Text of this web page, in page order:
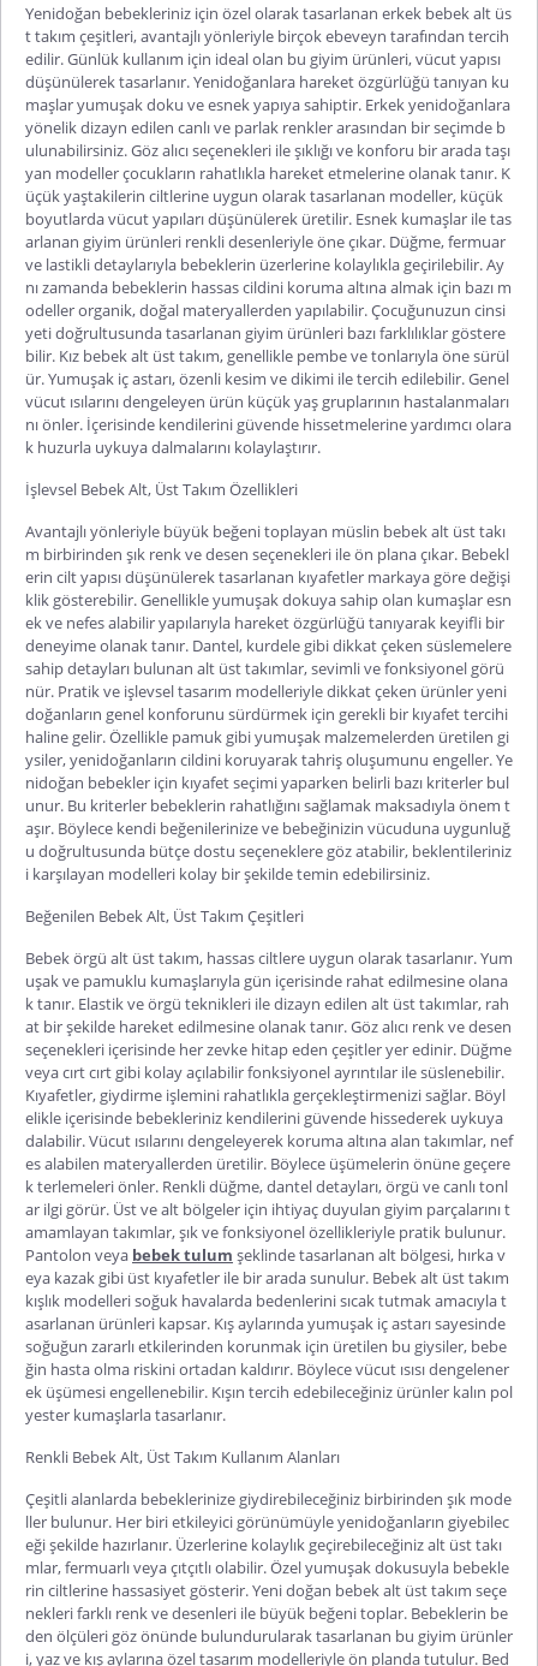
Yenidoğan bebekleriniz için özel olarak tasarlanan erkek bebek alt üs
t takım çeşitleri, avantajlı yönleriyle birçok ebeveyn tarafından tercih
edilir. Günlük kullanım için ideal olan bu giyim ürünleri, vücut yapısı
düşünülerek tasarlanır. Yenidoğanlara hareket özgürlüğü tanıyan ku
maşlar yumuşak doku ve esnek yapıya sahiptir. Erkek yenidoğanlara
yönelik dizayn edilen canlı ve parlak renkler arasından bir seçimde b
ulunabilirsiniz. Göz alıcı seçenekleri ile şıklığı ve konforu bir arada taşı
yan modeller çocukların rahatlıkla hareket etmelerine olanak tanır. K
üçük yaştakilerin ciltlerine uygun olarak tasarlanan modeller, küçük
boyutlarda vücut yapıları düşünülerek üretilir. Esnek kumaşlar ile tas
arlanan giyim ürünleri renkli desenleriyle öne çıkar. Düğme, fermuar
ve lastikli detaylarıyla bebeklerin üzerlerine kolaylıkla geçirilebilir. Ay
nı zamanda bebeklerin hassas cildini koruma altına almak için bazı m
odeller organik, doğal materyallerden yapılabilir. Çocuğunuzun cinsi
yeti doğrultusunda tasarlanan giyim ürünleri bazı farklılıklar göstere
bilir. Kız bebek alt üst takım, genellikle pembe ve tonlarıyla öne sürül
ür. Yumuşak iç astarı, özenli kesim ve dikimi ile tercih edilebilir. Genel
vücut ısılarını dengeleyen ürün küçük yaş gruplarının hastalanmaları
nı önler. İçerisinde kendilerini güvende hissetmelerine yardımcı olara
k huzurla uykuya dalmalarını kolaylaştırır.
İşlevsel Bebek Alt, Üst Takım Özellikleri
Avantajlı yönleriyle büyük beğeni toplayan müslin bebek alt üst takı
m birbirinden şık renk ve desen seçenekleri ile ön plana çıkar. Bebekl
erin cilt yapısı düşünülerek tasarlanan kıyafetler markaya göre değişi
klik gösterebilir. Genellikle yumuşak dokuya sahip olan kumaşlar esn
ek ve nefes alabilir yapılarıyla hareket özgürlüğü tanıyarak keyifli bir
deneyime olanak tanır. Dantel, kurdele gibi dikkat çeken süslemelere
sahip detayları bulunan alt üst takımlar, sevimli ve fonksiyonel görü
nür. Pratik ve işlevsel tasarım modelleriyle dikkat çeken ürünler yeni
doğanların genel konforunu sürdürmek için gerekli bir kıyafet tercihi
haline gelir. Özellikle pamuk gibi yumuşak malzemelerden üretilen gi
ysiler, yenidoğanların cildini koruyarak tahriş oluşumunu engeller. Ye
nidoğan bebekler için kıyafet seçimi yaparken belirli bazı kriterler bul
unur. Bu kriterler bebeklerin rahatlığını sağlamak maksadıyla önem t
aşır. Böylece kendi beğenilerinize ve bebeğinizin vücuduna uygunluğ
u doğrultusunda bütçe dostu seçeneklere göz atabilir, beklentileriniz
i karşılayan modelleri kolay bir şekilde temin edebilirsiniz.
Beğenilen Bebek Alt, Üst Takım Çeşitleri
Bebek örgü alt üst takım, hassas ciltlere uygun olarak tasarlanır. Yum
uşak ve pamuklu kumaşlarıyla gün içerisinde rahat edilmesine olana
k tanır. Elastik ve örgü teknikleri ile dizayn edilen alt üst takımlar, rah
at bir şekilde hareket edilmesine olanak tanır. Göz alıcı renk ve desen
seçenekleri içerisinde her zevke hitap eden çeşitler yer edinir. Düğme
veya cırt cırt gibi kolay açılabilir fonksiyonel ayrıntılar ile süslenebilir.
Kıyafetler, giydirme işlemini rahatlıkla gerçekleştirmenizi sağlar. Böyl
elikle içerisinde bebekleriniz kendilerini güvende hissederek uykuya
dalabilir. Vücut ısılarını dengeleyerek koruma altına alan takımlar, nef
es alabilen materyallerden üretilir. Böylece üşümelerin önüne geçere
k terlemeleri önler. Renkli düğme, dantel detayları, örgü ve canlı tonl
ar ilgi görür. Üst ve alt bölgeler için ihtiyaç duyulan giyim parçalarını t
amamlayan takımlar, şık ve fonksiyonel özellikleriyle pratik bulunur.
Pantolon veya bebek tulum şeklinde tasarlanan alt bölgesi, hırka v
eya kazak gibi üst kıyafetler ile bir arada sunulur. Bebek alt üst takım
kışlık modelleri soğuk havalarda bedenlerini sıcak tutmak amacıyla t
asarlanan ürünleri kapsar. Kış aylarında yumuşak iç astarı sayesinde
soğuğun zararlı etkilerinden korunmak için üretilen bu giysiler, bebe
ğin hasta olma riskini ortadan kaldırır. Böylece vücut ısısı dengelener
ek üşümesi engellenebilir. Kışın tercih edebileceğiniz ürünler kalın pol
yester kumaşlarla tasarlanır.
Renkli Bebek Alt, Üst Takım Kullanım Alanları
Çeşitli alanlarda bebeklerinize giydirebileceğiniz birbirinden şık mode
ller bulunur. Her biri etkileyici görünümüyle yenidoğanların giyebilec
eği şekilde hazırlanır. Üzerlerine kolaylık geçirebileceğiniz alt üst takı
mlar, fermuarlı veya çıtçıtlı olabilir. Özel yumuşak dokusuyla bebekle
rin ciltlerine hassasiyet gösterir.Yeni doğan bebek alt üst takım seçe
nekleri farklı renk ve desenleri ile büyük beğeni toplar. Bebeklerin be
den ölçüleri göz önünde bulundurularak tasarlanan bu giyim ürünler
i, yaz ve kış aylarına özel tasarım modelleriyle ön planda tutulur. Bed